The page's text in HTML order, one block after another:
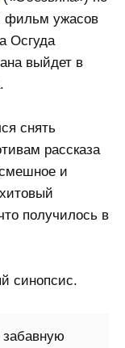
фильм ужасов
Осгуда
выйдет в
снять
рассказа
и
получилось в
синопсис.